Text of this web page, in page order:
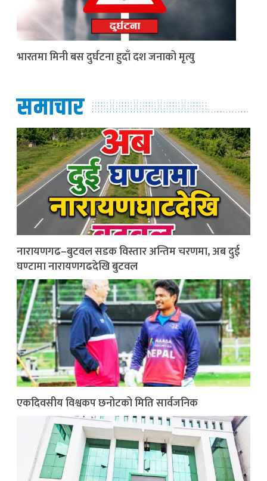
भारतमा मिनी बस दुर्घटना हुदाँ दश जनाको मृत्यु
समाचार
नारायणगढ–बुटवल सडक विस्तार अन्तिम चरणमा, अब दुई
घण्टामा नारायणगढदेखि बुटवल
एकदिवसीय विश्वकप छनोटको मिति सार्वजनिक